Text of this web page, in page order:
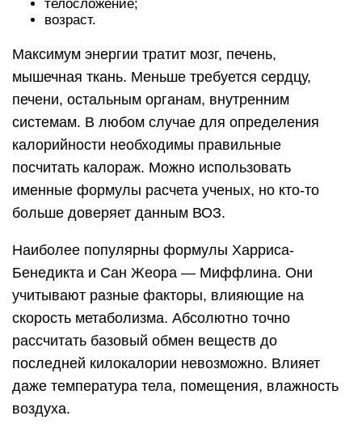
телосложение;
возраст.
Максимум энергии тратит мозг, печень,
мышечная ткань. Меньше требуется сердцу,
печени, остальным органам, внутренним
системам. В любом случае для определения
калорийности необходимы правильные
посчитать калораж. Можно использовать
именные формулы расчета ученых, но кто-то
больше доверяет данным ВОЗ.
Наиболее популярны формулы Харриса-
Бенедикта и Сан Жеора — Миффлина. Они
учитывают разные факторы, влияющие на
скорость метаболизма. Абсолютно точно
рассчитать базовый обмен веществ до
последней килокалории невозможно. Влияет
даже температура тела, помещения, влажность
воздуха.